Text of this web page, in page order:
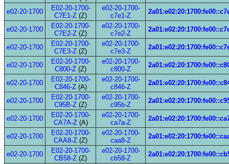
e02-20-1700
E02-20-1700-
C7E1-Z (Z)
e02-20-1700-
c7e1-Z
e02-20-1700
E02-20-1700-
C7E2-Z (Z)
e02-20-1700-
c7e2-Z
e02-20-1700
E02-20-1700-
C7E3-Z (Z)
e02-20-1700-
c7e3-Z
e02-20-1700
E02-20-1700-
C800-Z (Z)
e02-20-1700-
c800-Z
e02-20-1700
E02-20-1700-
C846-Z(A)
e02-20-1700-
c846-Z
e02-20-1700
E02-20-1700-
C95B-Z (Z)
e02-20-1700-
c95b-Z
e02-20-1700
E02-20-1700-
CA7A-Z(A)
e02-20-1700-
ca7a-Z
e02-20-1700
E02-20-1700-
CAA8-Z (Z)
e02-20-1700-
caa8-Z
e02-20-1700
E02-20-1700-
CB58-Z (Z)
e02-20-1700-
cb58-Z